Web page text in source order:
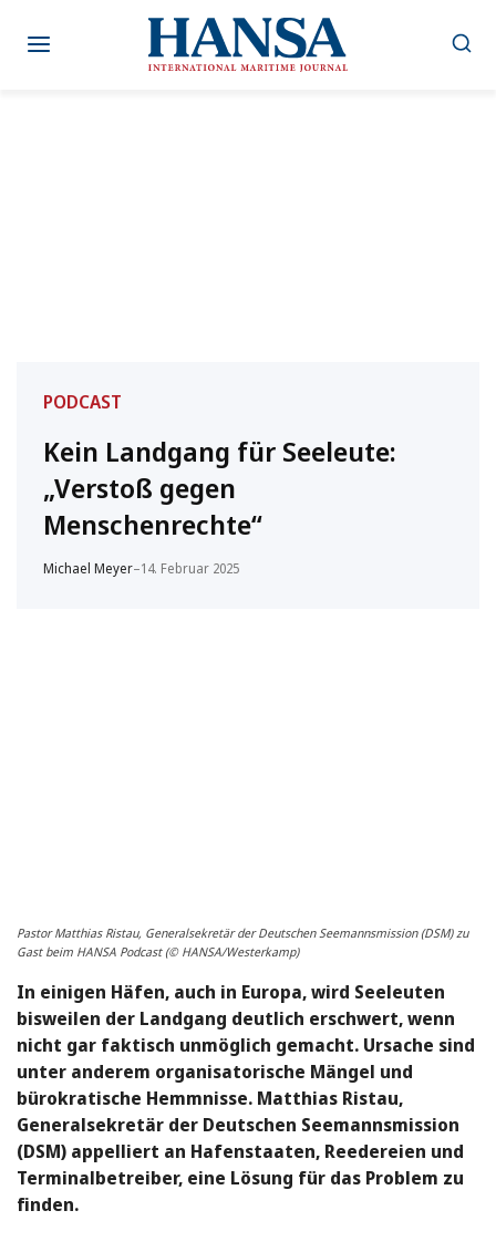
Inhalt
PODCAST
Kein Landgang für Seeleute:
„Verstoß gegen
Menschenrechte“
Michael Meyer–14. Februar 2025
Pastor Matthias Ristau, Generalsekretär der Deutschen Seemannsmission (DSM) zu
Gast beim HANSA Podcast (© HANSA/Westerkamp)
In einigen Häfen, auch in Europa, wird Seeleuten
bisweilen der Landgang deutlich erschwert, wenn
nicht gar faktisch unmöglich gemacht. Ursache sind
unter anderem organisatorische Mängel und
bürokratische Hemmnisse. Matthias Ristau,
Generalsekretär der Deutschen Seemannsmission
(DSM) appelliert an Hafenstaaten, Reedereien und
Terminalbetreiber, eine Lösung für das Problem zu
finden.